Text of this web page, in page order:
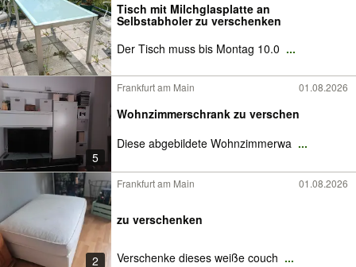
Tisch mit Milchglasplatte an
Selbstabholer zu verschenken
Der Tisch muss bis Montag 10.0 ...
5
Frankfurt am Main 01.08.2026
Wohnzimmerschrank zu verschen
Diese abgebildete Wohnzimmerwa ...
2
Frankfurt am Main 01.08.2026
zu verschenken
Verschenke dieses weiße couch ...